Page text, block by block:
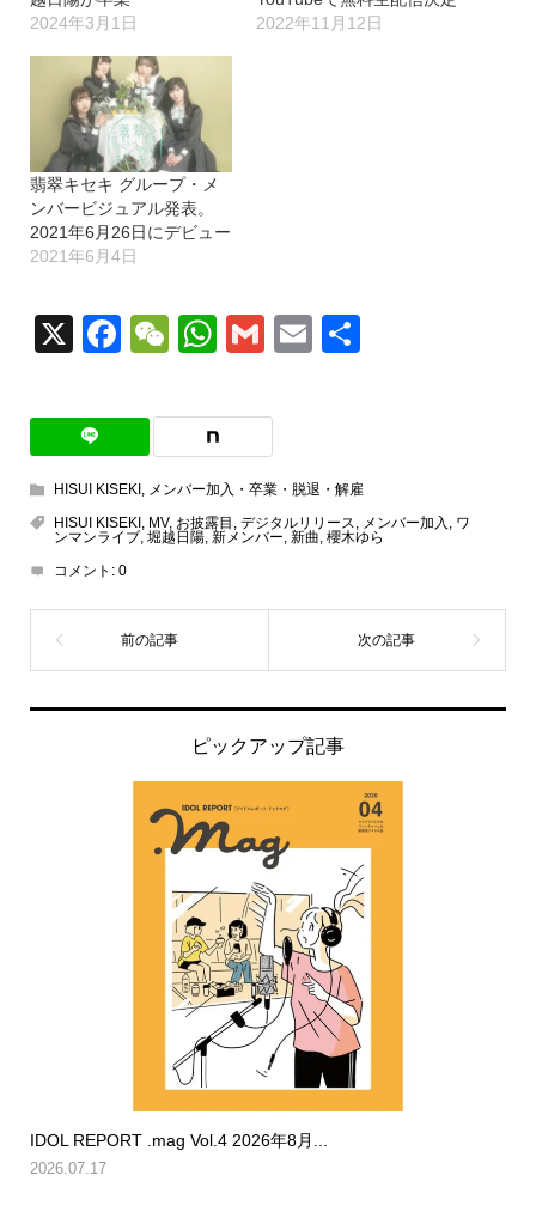
2024年3月1日
2022年11月12日
翡翠キセキ グループ・メ
ンバービジュアル発表。
2021年6月26日にデビュー
2021年6月4日
X Facebook
WeChat
WhatsApp
GmailEmail
HISUI KISEKI,
メンバー加入・卒業・脱退・解雇
HISUI KISEKI, MV, お披露目 デジタルリリース メンバー加入
ワ
ンマンライブ, 堀越日陽, 新メンバー 新曲 櫻木ゆら
コメント: 0
ピックアップ記事
IDOL REPORT .mag Vol.4 2026年8月...
2026.07.17